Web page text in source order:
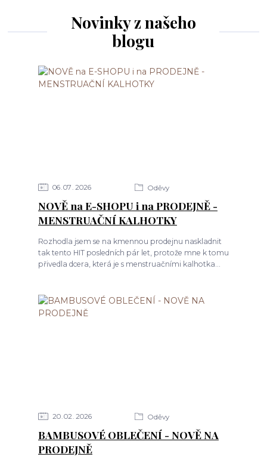
Novinky z našeho
blogu
06 07 2026 Oděvy
NOVĚ na E-SHOPU i na PRODEJNĚ -
MENSTRUAČNÍ KALHOTKY
Rozhodla jsem se na kmennou prodejnu naskladnit
tak tento HIT posledních pár let, protože mne k tomu
přivedla dcera, která je s menstruačními kalhotka...
20 02 2026 Oděvy
BAMBUSOVÉ OBLEČENÍ - NOVĚ NA
PRODEJNĚ